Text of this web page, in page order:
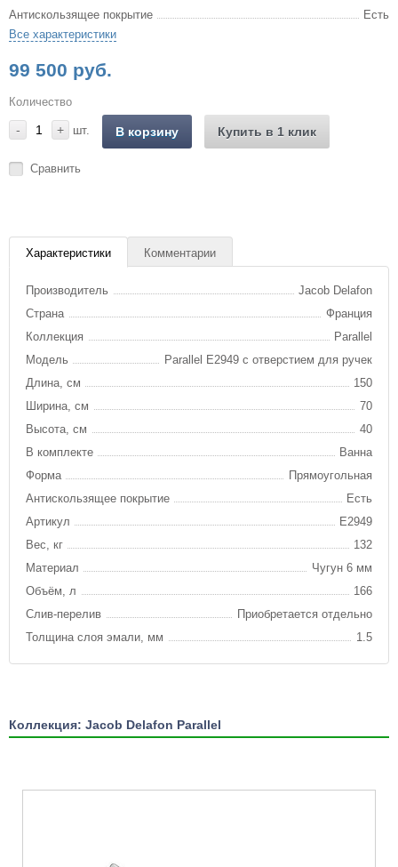
Антискользящее покрытие
Есть
Все характеристики
99 500 руб.
Количество
- + шт. В корзину Купить в 1 клик
Сравнить
Характеристики Комментарии
Производитель
Jacob Delafon
Страна
Франция
Коллекция
Parallel
Модель
Parallel E2949 с отверстием для ручек
Длина, см
150
Ширина, см
70
Высота, см
40
В комплекте
Ванна
Форма
Прямоугольная
Антискользящее покрытие
Есть
Артикул
E2949
Вес, кг
132
Материал
Чугун 6 мм
Объём, л
166
Слив-перелив
Приобретается отдельно
Толщина слоя эмали, мм
1.5
Коллекция: Jacob Delafon Parallel